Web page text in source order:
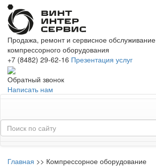
Продажа, ремонт и сервисное обслуживание
компрессорного оборудования
+7 (8482) 29-62-16 Презентация услуг
Обратный звонок
Написать нам
Главная >> Компрессорное оборудование